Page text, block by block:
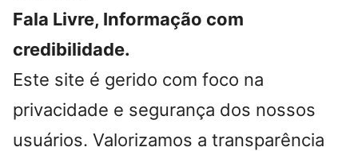
Fala Livre, Informação com
credibilidade.
Este site é gerido com foco na
privacidade e segurança dos nossos
usuários. Valorizamos a transparência